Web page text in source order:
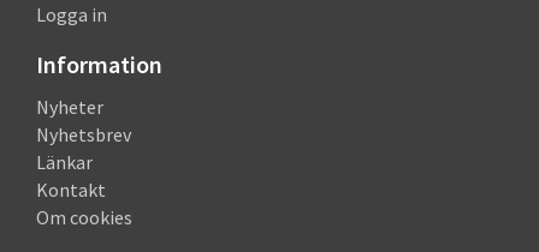
Logga in
Information
Nyheter
Nyhetsbrev
Länkar
Kontakt
Om cookies